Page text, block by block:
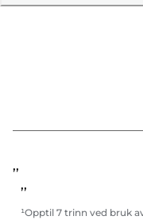
,,
,,
¹Opptil 7 trinn ved bruk